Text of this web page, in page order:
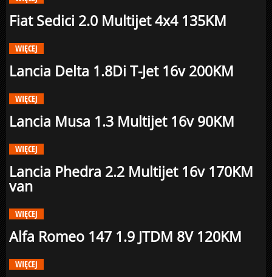
Fiat Sedici 2.0 Multijet 4x4 135KM
WIĘCEJ
Lancia Delta 1.8Di T-Jet 16v 200KM
WIĘCEJ
Lancia Musa 1.3 Multijet 16v 90KM
WIĘCEJ
Lancia Phedra 2.2 Multijet 16v 170KM
van
WIĘCEJ
Alfa Romeo 147 1.9 JTDM 8V 120KM
WIĘCEJ